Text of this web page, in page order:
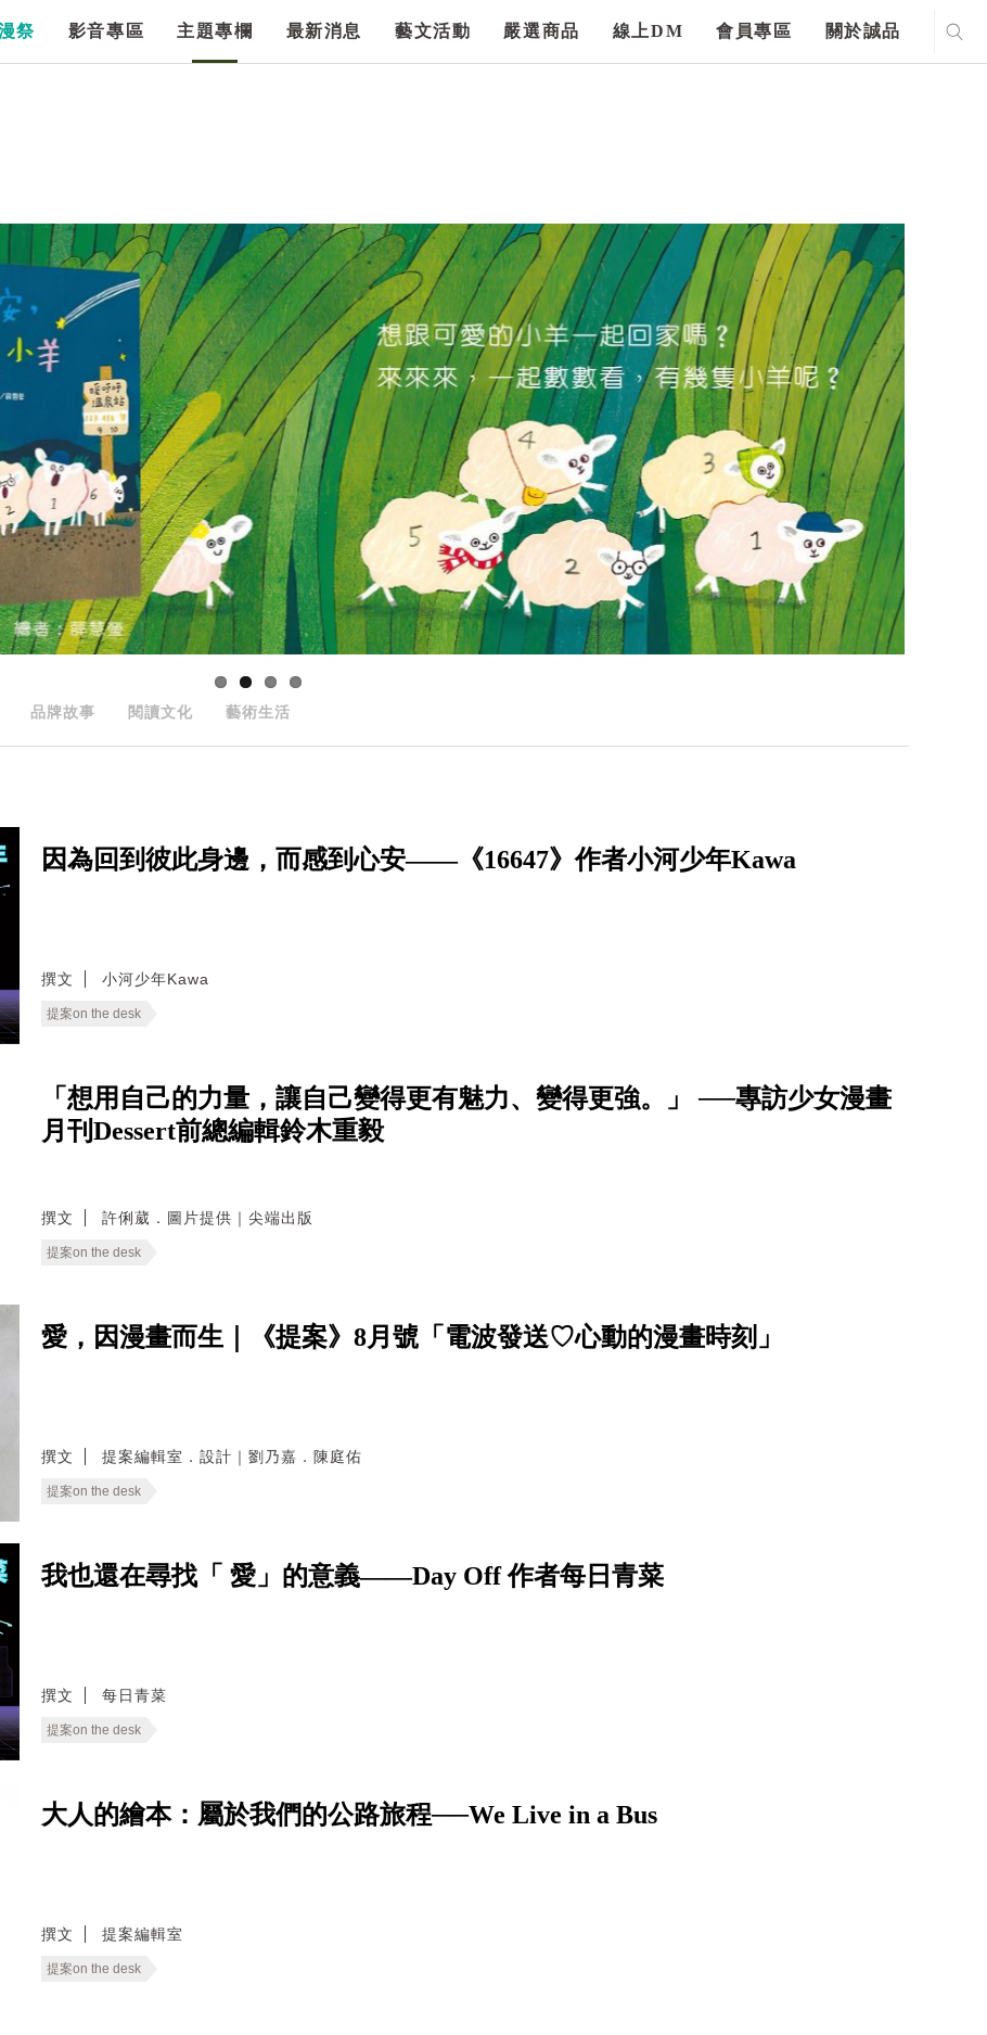
祭 影音專區 主題專欄 最新消息 藝文活動 嚴選商品 線上DM 會員專區 關於誠品
品牌故事 閱讀文化 藝術生活
因為回到彼此身邊，而感到心安——《16647》作者小河少年Kawa
撰文 小河少年Kawa
提案on the desk
「想用自己的力量，讓自己變得更有魅力、變得更強。」 ──專訪少女漫畫
月刊Dessert前總編輯鈴木重毅
撰文 許俐葳．圖片提供｜尖端出版
提案on the desk
愛，因漫畫而生｜《提案》8月號「電波發送♡心動的漫畫時刻」
撰文 提案編輯室．設計｜劉乃嘉．陳庭佑
提案on the desk
我也還在尋找「 愛」的意義——Day Off 作者每日青菜
撰文 每日青菜
提案on the desk
大人的繪本：屬於我們的公路旅程──We Live in a Bus
撰文 提案編輯室
提案on the desk